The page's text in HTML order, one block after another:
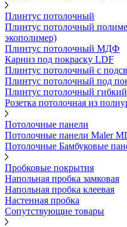
Плинтус потолочный
Плинтус потолочный
экополимер)
Плинтус потолочный МДФ
Карниз под покраску LDF
Плинтус потолочный с
Плинтус потолочный под
Плинтус потолочный гибкий
Розетка потолочная из
Потолочные панели
Потолочные панели Maler
Потолочные Бамбуковые
Пробковые покрытия
Напольная пробка замковая
Напольная пробка клеевая
Настенная пробка
Сопутствующие товары